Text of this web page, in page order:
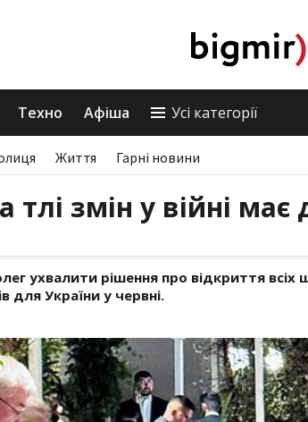
Техно Афіша Усі категорії
Життя Гарні новини
тлі змін у війні має
ухвалити рішення про відкриття всіх
для України у червні.